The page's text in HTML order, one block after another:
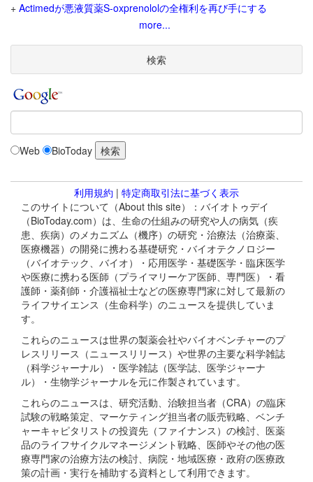
+ Actimedが悪液質薬S-oxprenololの全権利を再び手にする
more...
検索
Web BioToday
利用規約 | 特定商取引法に基づく表示
このサイトについて（About this site）：バイオトゥデイ
（BioToday.com）は、生命の仕組みの研究や人の病気（疾
患、疾病）のメカニズム（機序）の研究・治療法（治療薬、
医療機器）の開発に携わる基礎研究・バイオテクノロジー
（バイオテック、バイオ）・応用医学・基礎医学・臨床医学
や医療に携わる医師（プライマリーケア医師、専門医）・看
護師・薬剤師・介護福祉士などの医療専門家に対して最新の
ライフサイエンス（生命科学）のニュースを提供していま
す。
これらのニュースは世界の製薬会社やバイオベンチャーのプ
レスリリース（ニュースリリース）や世界の主要な科学雑誌
（科学ジャーナル）・医学雑誌（医学誌、医学ジャーナ
ル）・生物学ジャーナルを元に作製されています。
これらのニュースは、研究活動、治験担当者（CRA）の臨床
試験の戦略策定、マーケティング担当者の販売戦略、ベンチ
ャーキャピタリストの投資先（ファイナンス）の検討、医薬
品のライフサイクルマネージメント戦略、医師やその他の医
療専門家の治療方法の検討、病院・地域医療・政府の医療政
策の計画・実行を補助する資料として利用できます。